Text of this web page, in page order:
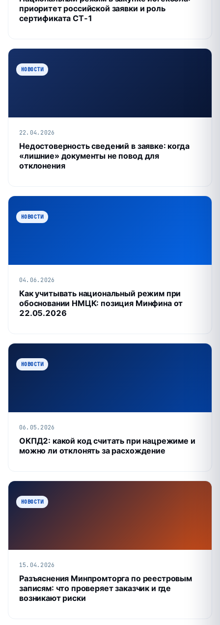
приоритет российской заявки и роль
сертификата СТ‑1
НОВОСТИ
22.04.2026
Недостоверность сведений в заявке: когда
«лишние» документы не повод для
отклонения
НОВОСТИ
04.06.2026
Как учитывать национальный режим при
обосновании НМЦК: позиция Минфина от
22.05.2026
НОВОСТИ
06.05.2026
ОКПД2: какой код считать при нацрежиме и
можно ли отклонять за расхождение
НОВОСТИ
15.04.2026
Разъяснения Минпромторга по реестровым
записям: что проверяет заказчик и где
возникают риски